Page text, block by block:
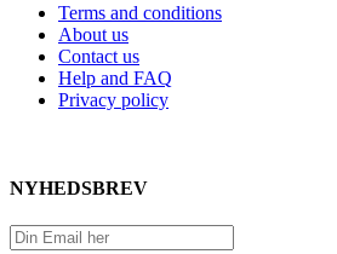
Terms and conditions
About us
Contact us
Help and FAQ
Privacy policy
NYHEDSBREV